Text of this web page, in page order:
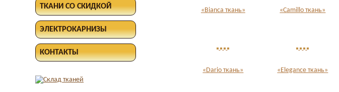
ТКАНИ СО СКИДКОЙ
ЭЛЕКТРОКАРНИЗЫ
КОНТАКТЫ
«Bianca ткань» «Camillo ткань»
«Dario ткань» «Elegance ткань»